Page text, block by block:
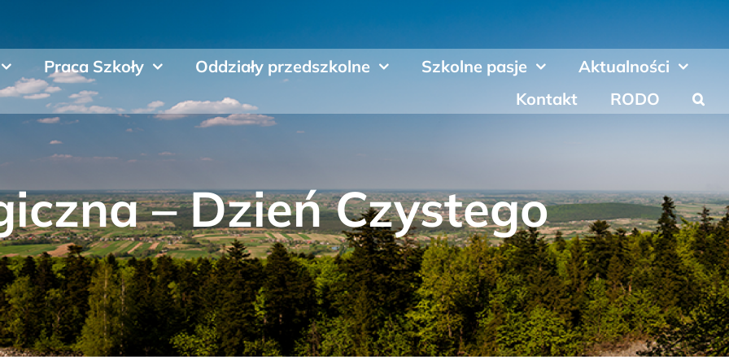
Praca Szkoły Oddziały przedszkolne Szkolne pasje
Aktualności
Kontakt
RODO
– Dzień Czystego